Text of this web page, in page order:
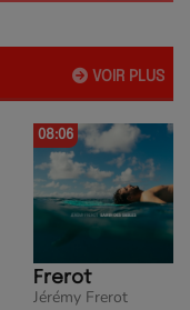
VOIR PLUS
08:06
Frerot
Jérémy Frerot